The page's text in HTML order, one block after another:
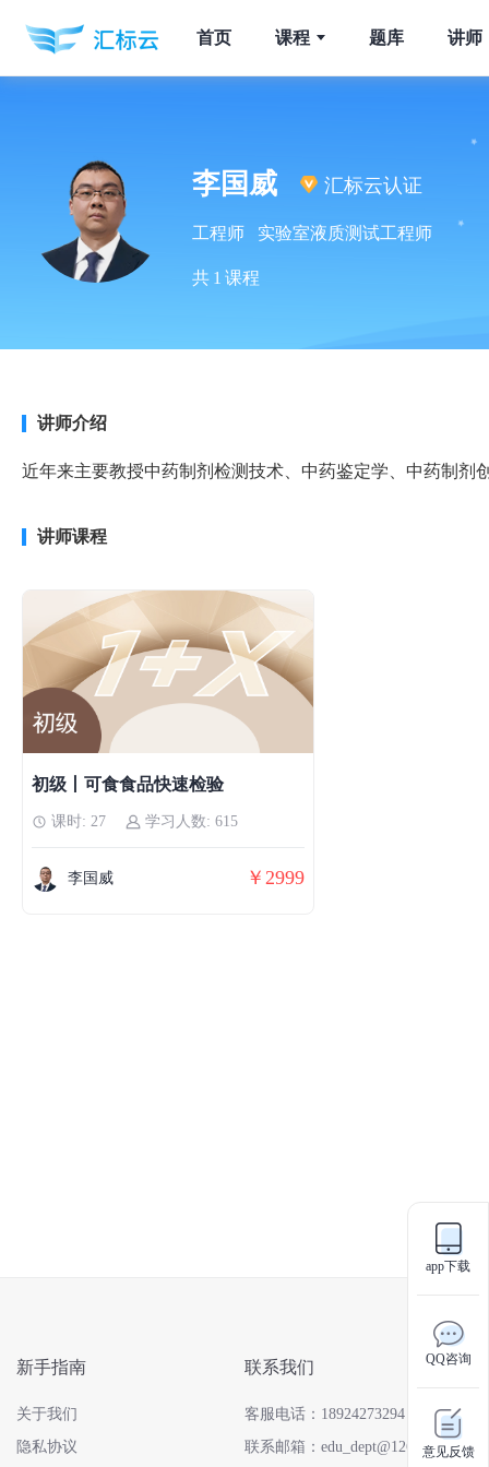
首页 课程 题库 讲师
李国威 汇标云认证
工程师 实验室液质测试工程师
共 1 课程
讲师介绍
近年来主要教授中药制剂检测技术、中药鉴定学、中药制剂
讲师课程
初级丨可食食品快速检验
课时: 27 学习人数: 615
李国威 ￥2999
新手指南
关于我们
隐私协议
联系我们
客服电话：18924273294
联系邮箱：edu_dept@126.com
app下载
QQ咨询
意见反馈